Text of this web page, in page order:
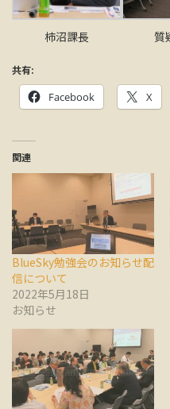
柿沼課長 質
共有:
Facebook X
関連
BlueSky勉強会のお知らせ配
信について
2022年5月18日
お知らせ